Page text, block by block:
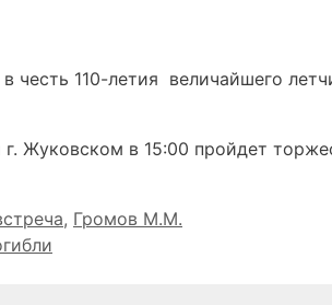
честь 110-летия величайшего
Жуковском в 15:00 пройдет
, Громов М.М.